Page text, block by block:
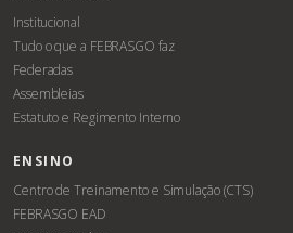
Institucional
Tudo o que a FEBRASGO faz
Federadas
Assembleias
Estatuto e Regimento Interno
ENSINO
Centro de Treinamento e Simulação (CTS)
FEBRASGO EAD